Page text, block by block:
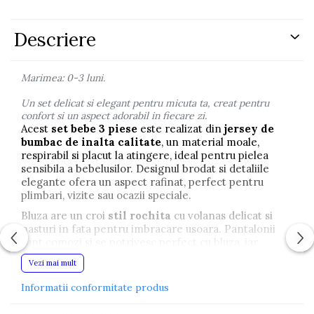
Descriere
Marimea: 0-3 luni.
Un set delicat si elegant pentru micuta ta, creat pentru
confort si un aspect adorabil in fiecare zi.
Acest set bebe 3 piese este realizat din jersey de
bumbac de inalta calitate, un material moale,
respirabil si placut la atingere, ideal pentru pielea
sensibila a bebelusilor. Designul brodat si detaliile
elegante ofera un aspect rafinat, perfect pentru
plimbari, vizite sau ocazii speciale.
Bluza are un croi stil rochita cu volanas delicat si
nasturi in fata pentru imbracare usoara. Pantalonii
sunt comozi si se potrivesc perfect cu bluza, iar
bentita cu fundita completeaza tinuta intr-un mod
adorabil.
Setul include:
Vezi mai mult
Informatii conformitate produs